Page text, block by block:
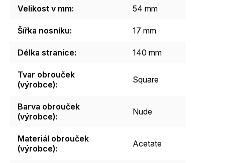
Velikost v mm: 54 mm
Šířka nosníku: 17 mm
Délka stranice: 140 mm
Tvar obrouček
(výrobce): Square
Barva obrouček
(výrobce): Nude
Materiál obrouček
(výrobce): Acetate